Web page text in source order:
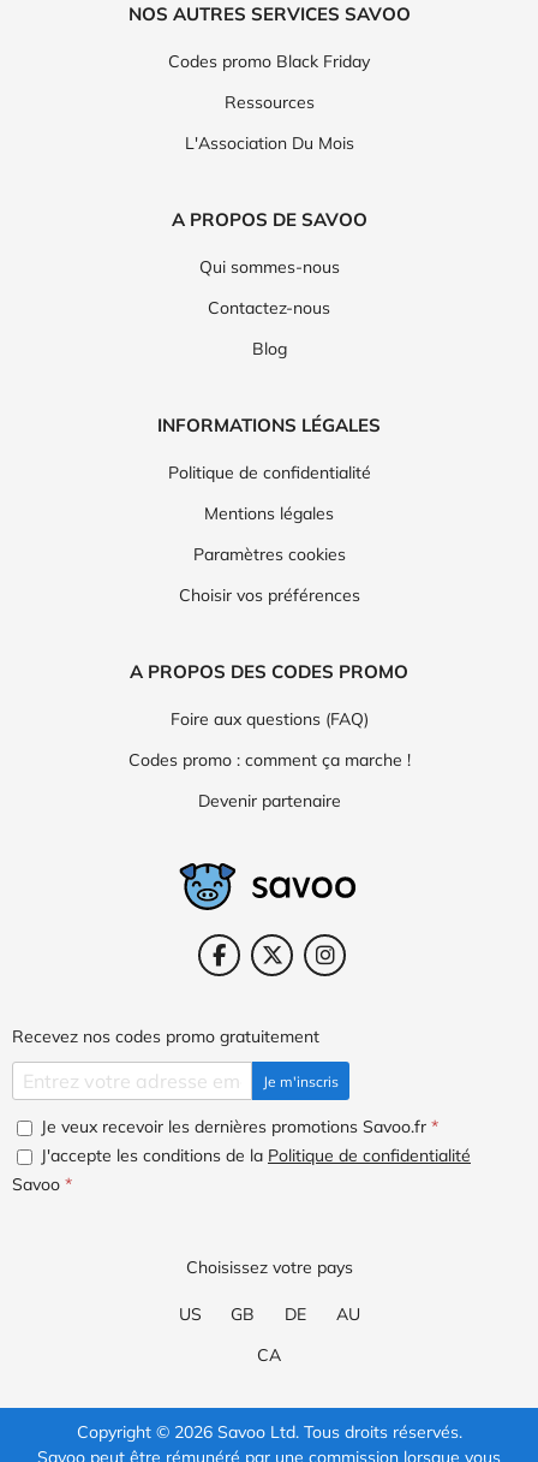
NOS AUTRES SERVICES SAVOO
Codes promo Black Friday
Ressources
L'Association Du Mois
A PROPOS DE SAVOO
Qui sommes-nous
Contactez-nous
Blog
INFORMATIONS LÉGALES
Politique de confidentialité
Mentions légales
Paramètres cookies
Choisir vos préférences
A PROPOS DES CODES PROMO
Foire aux questions (FAQ)
Codes promo : comment ça marche !
Devenir partenaire
Recevez nos codes promo gratuitement
Je m'inscris
Je veux recevoir les dernières promotions Savoo.fr *
J'accepte les conditions de la Politique de confidentialité
Savoo *
Choisissez votre pays
US GB DE
AU
CA
Copyright © 2026 Savoo Ltd. Tous droits réservés.
Savoo peut être rémunéré par une commission lorsque vous